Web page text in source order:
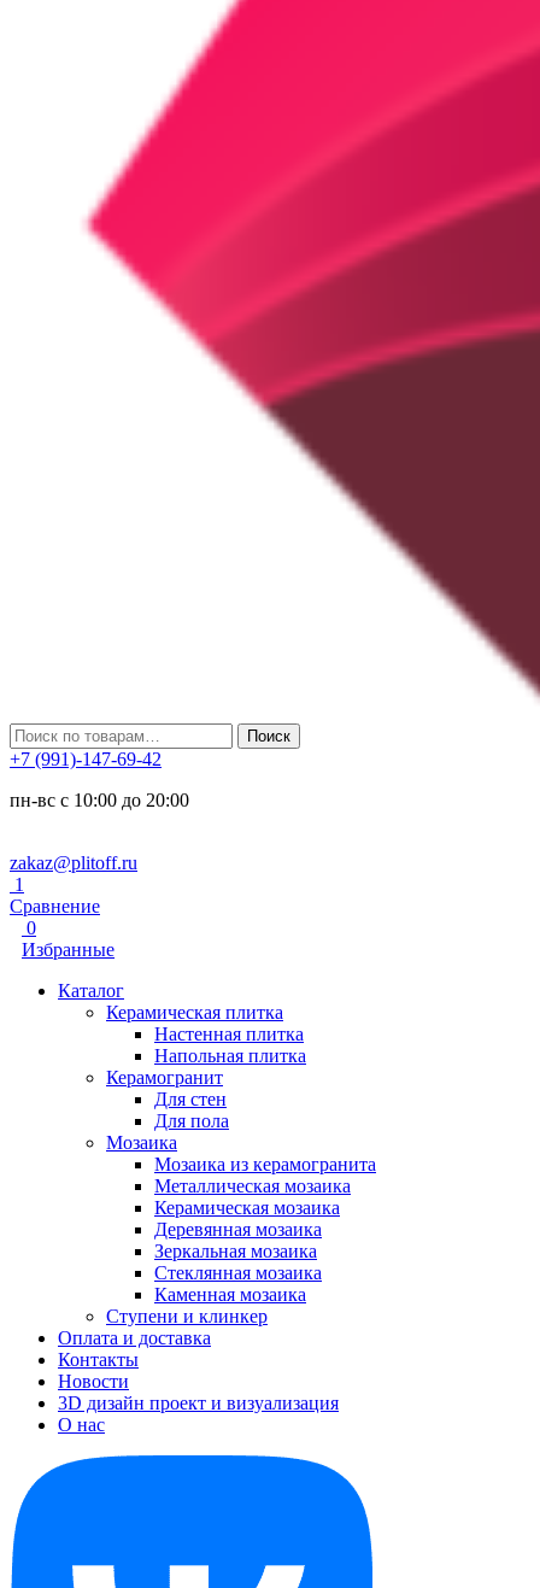
Искать: Поиск
+7 (991)-147-69-42
пн-вс с 10:00 до 20:00
zakaz@plitoff.ru
1
Сравнение
0
Избранные
Каталог
Керамическая плитка
Настенная плитка
Напольная плитка
Керамогранит
Для стен
Для пола
Мозаика
Мозаика из керамогранита
Металлическая мозаика
Керамическая мозаика
Деревянная мозаика
Зеркальная мозаика
Стеклянная мозаика
Каменная мозаика
Ступени и клинкер
Оплата и доставка
Контакты
Новости
3D дизайн проект и визуализация
О нас